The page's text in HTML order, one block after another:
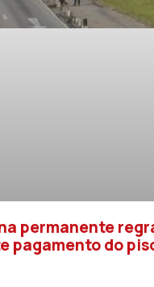
permanente
pagamento do